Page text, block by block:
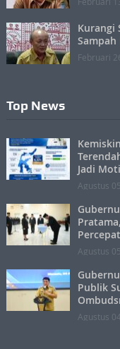
Kurangi
Februari
Top News
Jadi
Agustus
Agustus
Publik
Agustus